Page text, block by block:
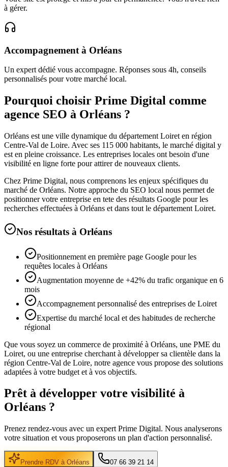
à gérer.
Accompagnement à Orléans
Un expert dédié vous accompagne. Réponses sous 4h, conseils
personnalisés pour votre marché local.
Pourquoi choisir Prime Digital comme
agence SEO à Orléans ?
Orléans est une ville dynamique du département Loiret en région
Centre-Val de Loire. Avec ses 115 000 habitants, le marché digital y
est en pleine croissance. Les entreprises locales ont besoin d'une
visibilité en ligne forte pour attirer de nouveaux clients.
Chez Prime Digital, nous comprenons les enjeux spécifiques du
marché de Orléans. Notre approche du SEO local nous permet de
positionner votre entreprise en tete des résultats Google pour les
recherches effectuées à Orléans et dans tout le département Loiret.
Nos résultats à Orléans
Positionnement en première page Google pour les
requêtes locales à Orléans
Augmentation moyenne de +42% du trafic organique en 6
mois
Accompagnement personnalisé des entreprises de Loiret
Expertise du marché local et des habitudes de recherche
régional
Que vous soyez un commerce de proximité à Orléans, une PME du
Loiret, ou une entreprise cherchant à développer sa clientèle dans la
région Centre-Val de Loire, notre agence vous propose des solutions
adaptées à votre budget et à vos objectifs.
Prêt à développer votre visibilité à
Orléans ?
Prenez rendez-vous avec un expert Prime Digital. Nous analyserons
votre situation et vous proposerons un plan d'action personnalisé.
Prendre RDV à Orléans 07 66 39 21 14